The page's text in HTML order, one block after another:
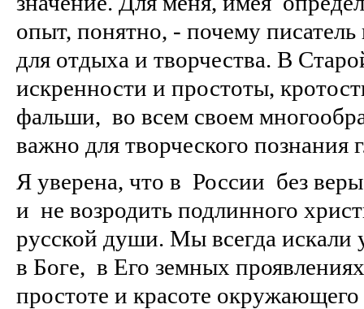
опыт, понятно, - почему
для отдыха и творчества. В
искренности и простоты,
фальши, во всем своем
важно для творческого
Я уверена, что в России без
и не возродить подлинного
русской души. Мы всегда искали
в Боге, в Его земных
простоте и красоте